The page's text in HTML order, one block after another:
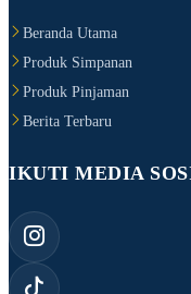
Beranda Utama
Produk Simpanan
Produk Pinjaman
Berita Terbaru
IKUTI MEDIA